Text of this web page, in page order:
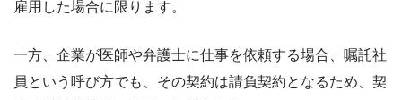
雇用した場合に限ります。
一方、企業が医師や弁護士に仕事を依頼する場合、嘱託社
員という呼び方でも、その契約は請負契約となるため、契